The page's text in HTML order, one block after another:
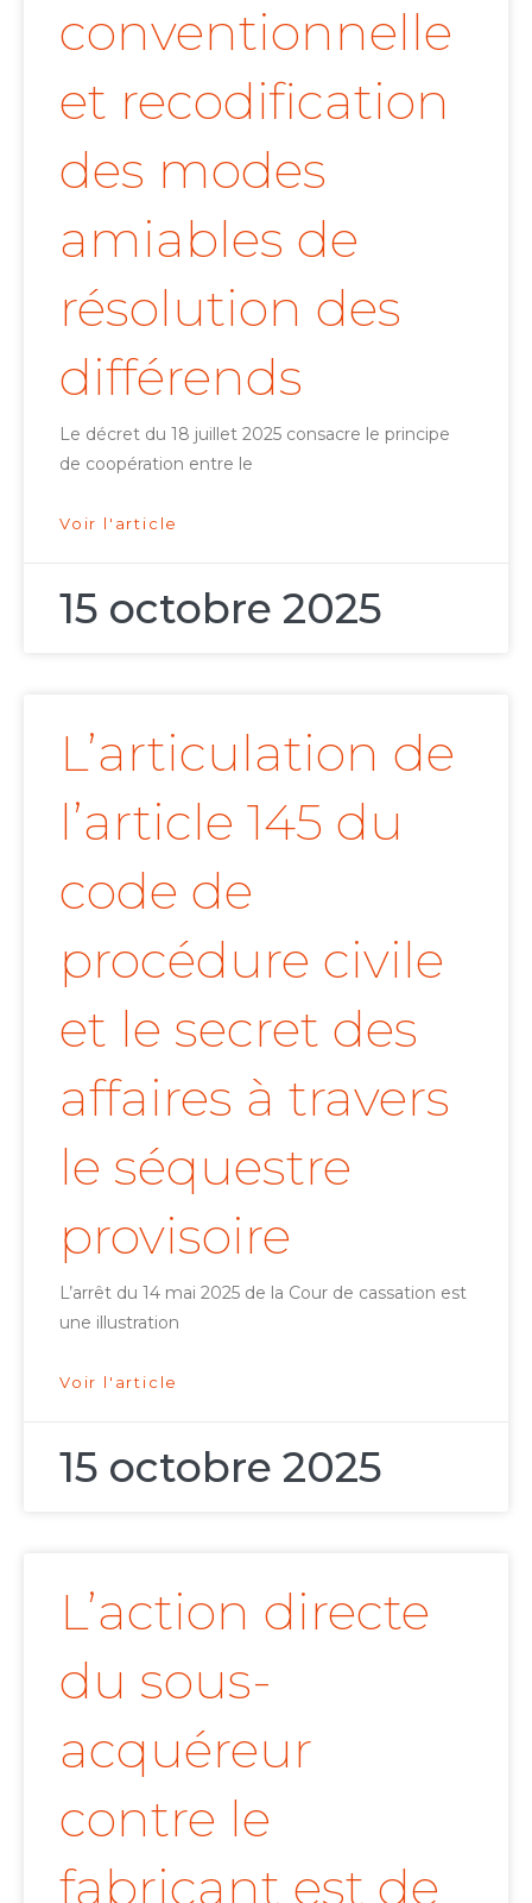
conventionnelle
et recodification
des modes
amiables de
résolution des
différends
Le décret du 18 juillet 2025 consacre le principe
de coopération entre le
Voir l'article
15 octobre 2025
L’articulation de
l’article 145 du
code de
procédure civile
et le secret des
affaires à travers
le séquestre
provisoire
L’arrêt du 14 mai 2025 de la Cour de cassation est
une illustration
Voir l'article
15 octobre 2025
L’action directe
du sous-
acquéreur
contre le
fabricant est de